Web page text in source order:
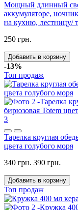
Мощный длинный
аккумуляторе,
на кухню, лестницу/
250 грн.
Добавить в корзину
-13%
Топ продаж
3
Тарелка круглая
цвета голубого моря
340 грн. 390 грн.
Добавить в корзину
Топ продаж